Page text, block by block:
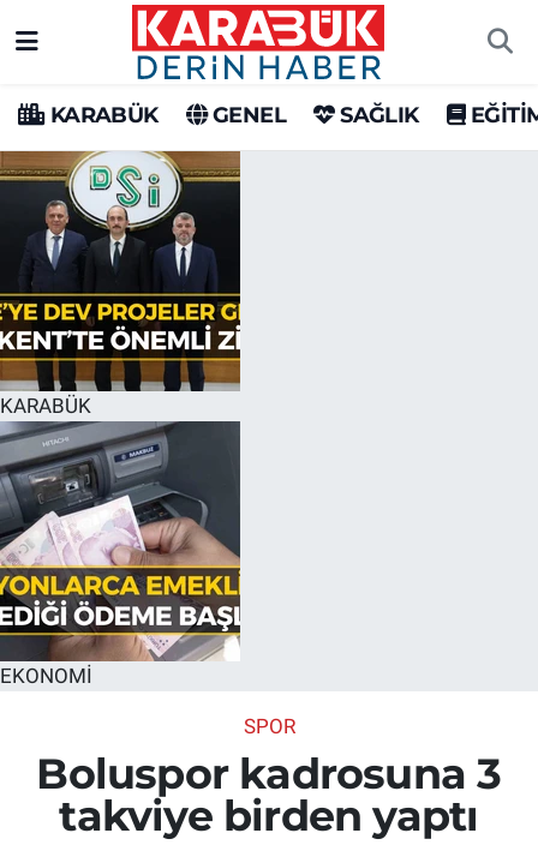
KARABÜK GENEL SAĞLIK
KARABÜK
EKONOMİ
SPOR
Boluspor kadrosuna 3
takviye birden yaptı
Karabük Hava Durumu
Karabük Trafik Yoğunluk Haritası
Süper Lig Puan Durumu ve Fikstür
Tüm Manşetler
Son Dakika Haberleri
Haber Arşivi